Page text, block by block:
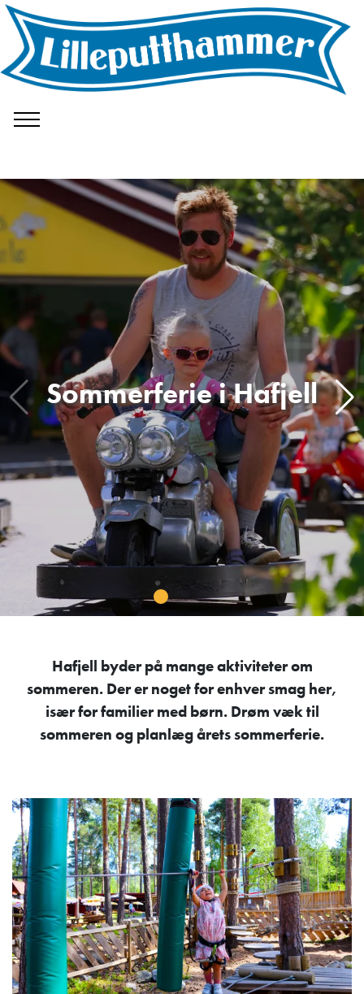
Sommerferie i Hafjell
Hafjell byder på mange aktiviteter om
sommeren. Der er noget for enhver smag her,
især for familier med børn. Drøm væk til
sommeren og planlæg årets sommerferie.